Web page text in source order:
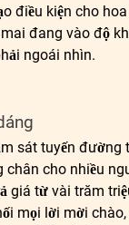
điều kiện cho
đang vào độ
ngoái nhìn.
sát tuyến
chân cho nhiều
giá từ vài trăm
mọi lời mời